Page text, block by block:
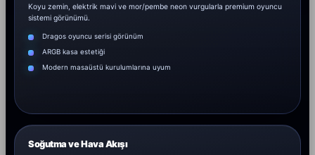
Koyu zemin, elektrik mavi ve mor/pembe neon vurgularla premium oyuncu
sistemi görünümü.
Dragos oyuncu serisi görünüm
ARGB kasa estetiği
Modern masaüstü kurulumlarına uyum
Soğutma ve Hava Akışı